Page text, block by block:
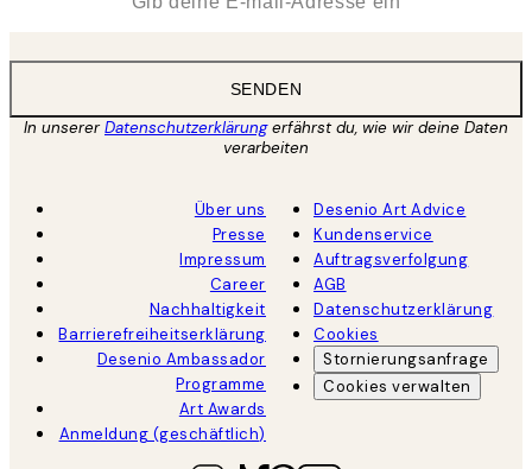
SENDEN
In unsererDatenschutzerklärungerfährst du, wie wir deine Daten
verarbeiten
Über uns
Presse
Impressum
Career
Nachhaltigkeit
Barrierefreiheitserklärung
Desenio Ambassador
Programme
Art Awards
Anmeldung (geschäftlich)
Desenio Art Advice
Kundenservice
Auftragsverfolgung
AGB
Datenschutzerklärung
Cookies
Stornierungsanfrage
Cookies verwalten